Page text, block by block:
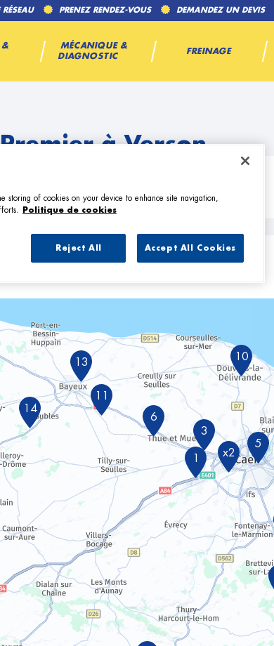
RÉSEAU PRENEZ RENDEZ-VOUS DEMANDEZ UN DEVIS
&
MÉCANIQUE &
DIAGNOSTIC
FREINAGE
à Verson
Premier à Verson
14
13 10
11
6
5
3
1 x2
storing of cookies on your device to enhance site navigation,
Politique de cookies
Reject All Accept All Cookies